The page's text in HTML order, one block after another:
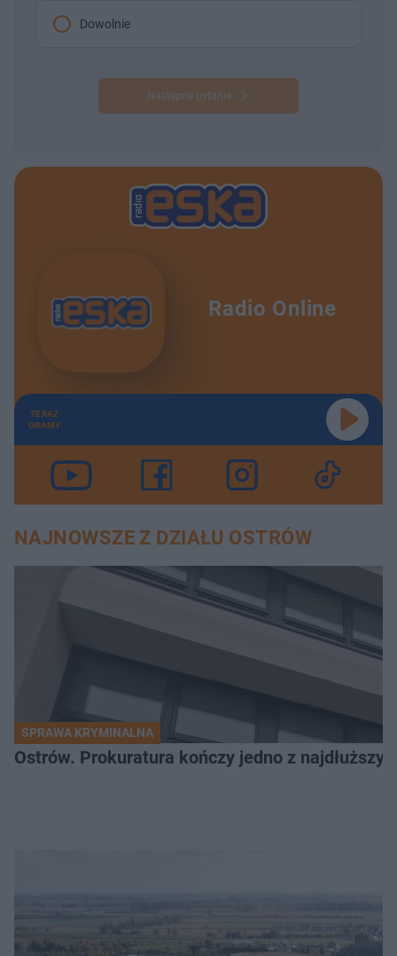
Dowolnie
Następne pytanie
Radio Online
TERAZ
GRAMY
NAJNOWSZE Z DZIAŁU OSTRÓW
SPRAWA KRYMINALNA
Ostrów. Prokuratura kończy jedno z